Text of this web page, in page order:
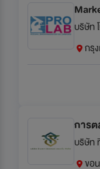
กรุ
การ
บริษัท
ขอ